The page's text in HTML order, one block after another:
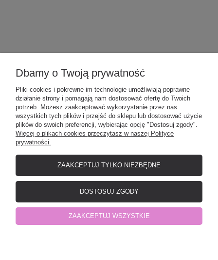
POMOC
MOJE KONTO
PŁATNOŚCI I DOSTAWA
O NAS
Elefunt - producent odzieży dziecięcej| NIP: 8471532901 | Okrzei 12, 19-
500 Gołdap, woj. warmińsko-mazurskie | telefon:798441977| e-mail:
Dbamy o Twoją prywatność
Pliki cookies i pokrewne im technologie umożliwiają poprawne
działanie strony i pomagają nam dostosować ofertę do Twoich
potrzeb. Możesz zaakceptować wykorzystanie przez nas
wszystkich tych plików i przejść do sklepu lub dostosować użycie
plików do swoich preferencji, wybierając opcję "Dostosuj zgody".
Więcej o plikach cookies przeczytasz w naszej Polityce
prywatności.
ZAAKCEPTUJ TYLKO NIEZBĘDNE
DOSTOSUJ ZGODY
ZAAKCEPTUJ WSZYSTKIE